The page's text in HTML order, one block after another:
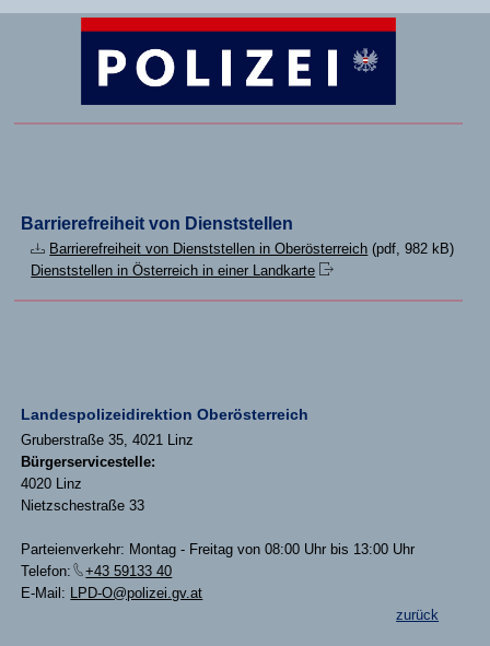
Barrierefreiheit von Dienststellen
Barrierefreiheit von Dienststellen in Oberösterreich (pdf, 982 kB)
Dienststellen in Österreich in einer Landkarte
Landespolizeidirektion Oberösterreich
Gruberstraße 35, 4021 Linz
Bürgerservicestelle:
4020 Linz
Nietzschestraße 33
Parteienverkehr: Montag - Freitag von 08:00 Uhr bis 13:00 Uhr
Telefon:
+43 59133 40
E-Mail: LPD-O@polizei.gv.at
zurück